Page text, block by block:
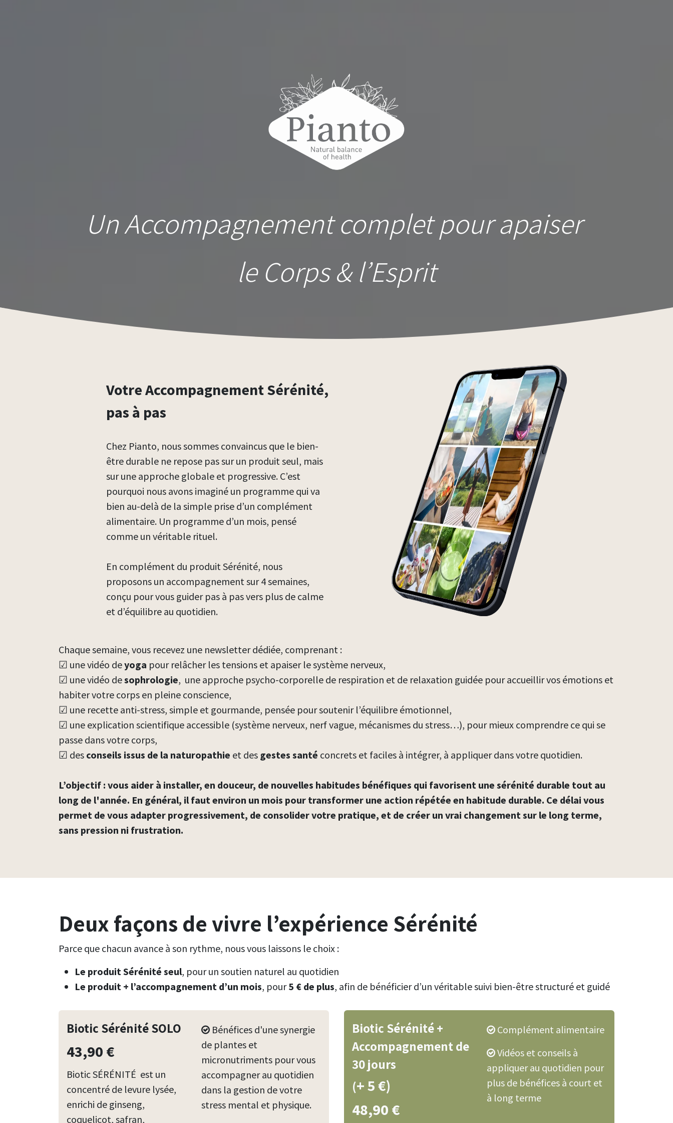
Un Accompagnement complet pour apaiser
le Corps & l’Esprit
Votre Accompagnement Sérénité,
pas à pas
Chez Pianto, nous sommes convaincus que le bien-
être durable ne repose pas sur un produit seul, mais
sur une approche globale et progressive. C’est
pourquoi nous avons imaginé un programme qui va
bien au-delà de la simple prise d’un complément
alimentaire. Un programme d’un mois, pensé
comme un véritable rituel.
En complément du produit Sérénité, nous
proposons un accompagnement sur 4 semaines,
conçu pour vous guider pas à pas vers plus de calme
et d’équilibre au quotidien.
Chaque semaine, vous recevez une newsletter dédiée, comprenant :
☑ une vidéo deyoga pour relâcher les tensions et apaiser le système nerveux,
☑ une vidéo desophrologie, une approche psycho-corporelle de respiration et de relaxation guidée pour accueillir vos émotions et
habiter votre corps en pleine conscience,
☑ une recette anti-stress, simple et gourmande, pensée pour soutenir l’équilibre émotionnel,
☑ une explication scientifique accessible (système nerveux, nerf vague, mécanismes du stress…), pour mieux comprendre ce qui se
passe dans votre corps,
☑ des conseils issus de la naturopathie et des gestes santé concrets et faciles à intégrer, à appliquer dans votre quotidien.
L’objectif : vous aider à installer, en douceur, de nouvelles habitudes bénéfiques qui favorisent une sérénité durable tout au
long de l'année. En général, il faut environ un mois pour transformer une action répétée en habitude durable. Ce délai vous
permet de vous adapter progressivement, de consolider votre pratique, et de créer un vrai changement sur le long terme,
sans pression ni frustration.
Deux façons de vivre l’expérience Sérénité
Parce que chacun avance à son rythme, nous vous laissons le choix :
Le produit Sérénité seul, pour un soutien naturel au quotidien
Le produit + l’accompagnement d’un mois, pour5 € de plus, afin de bénéficier d’un véritable suivi bien-être structuré et guidé
Biotic Sérénité SOLO
43,90 €
Biotic SÉRÉNITÉ est un
concentré de levure lysée,
enrichi de ginseng,
coquelicot, safran,
Bénéfices d'une synergie
de plantes et
micronutriments pour vous
accompagner au quotidien
dans la gestion de votre
stress mental et physique.
Biotic Sérénité +
Accompagnement de
30 jours
(+ 5 €)
48,90 €
Complément alimentaire
Vidéos et conseils à
appliquer au quotidien pour
plus de bénéfices à court et
à long terme